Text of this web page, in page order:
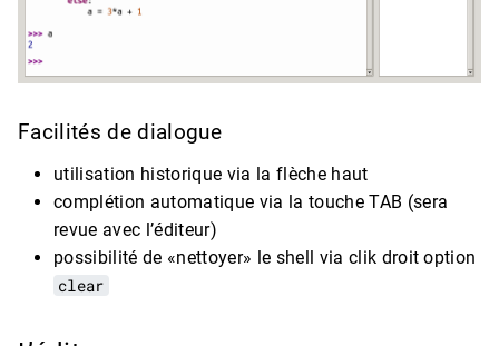
Facilités de dialogue
utilisation historique via la flèche haut
complétion automatique via la touche TAB (sera
revue avec l’éditeur)
possibilité de «nettoyer» le shell via clik droit option
clear